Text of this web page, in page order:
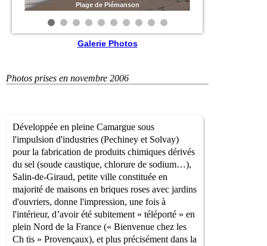
Plage de Piémanson
Galerie Photos
Photos prises en novembre 2006
Développée en pleine Camargue sous
l'impulsion d'industries (Pechiney et Solvay)
pour la fabrication de produits chimiques dérivés
du sel (soude caustique, chlorure de sodium…),
Salin-de-Giraud, petite ville constituée en
majorité de maisons en briques roses avec jardins
d'ouvriers, donne l'impression, une fois à
l'intérieur, d’avoir été subitement « téléporté » en
plein Nord de la France (« Bienvenue chez les
Ch tis » Provençaux), et plus précisément dans la